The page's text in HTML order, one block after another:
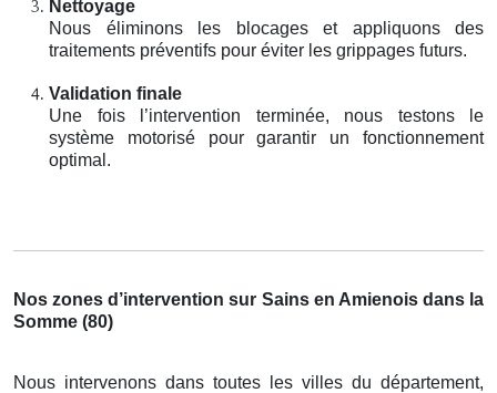
Nettoyage
Nous éliminons les blocages et appliquons des
traitements préventifs pour éviter les grippages futurs.
Validation finale
Une fois l’intervention terminée, nous testons le
système motorisé pour garantir un fonctionnement
optimal.
Nos zones d’intervention sur Sains en Amienois dans la
Somme (80)
Nous intervenons dans toutes les villes du département,